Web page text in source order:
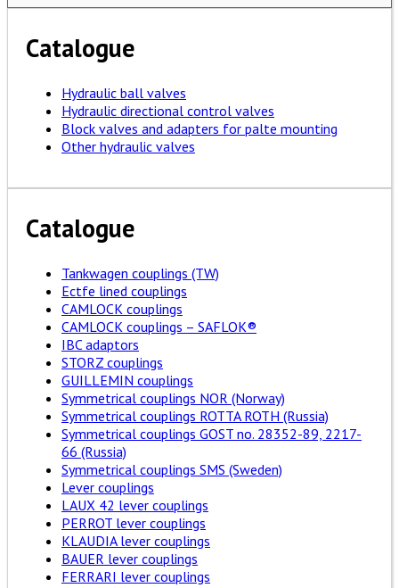
Catalogue
Hydraulic ball valves
Hydraulic directional control valves
Block valves and adapters for palte mounting
Other hydraulic valves
Catalogue
Tankwagen couplings (TW)
Ectfe lined couplings
CAMLOCK couplings
CAMLOCK couplings – SAFLOK®
IBC adaptors
STORZ couplings
GUILLEMIN couplings
Symmetrical couplings NOR (Norway)
Symmetrical couplings ROTTA ROTH (Russia)
Symmetrical couplings GOST no. 28352-89, 2217-
66 (Russia)
Symmetrical couplings SMS (Sweden)
Lever couplings
LAUX 42 lever couplings
PERROT lever couplings
KLAUDIA lever couplings
BAUER lever couplings
FERRARI lever couplings